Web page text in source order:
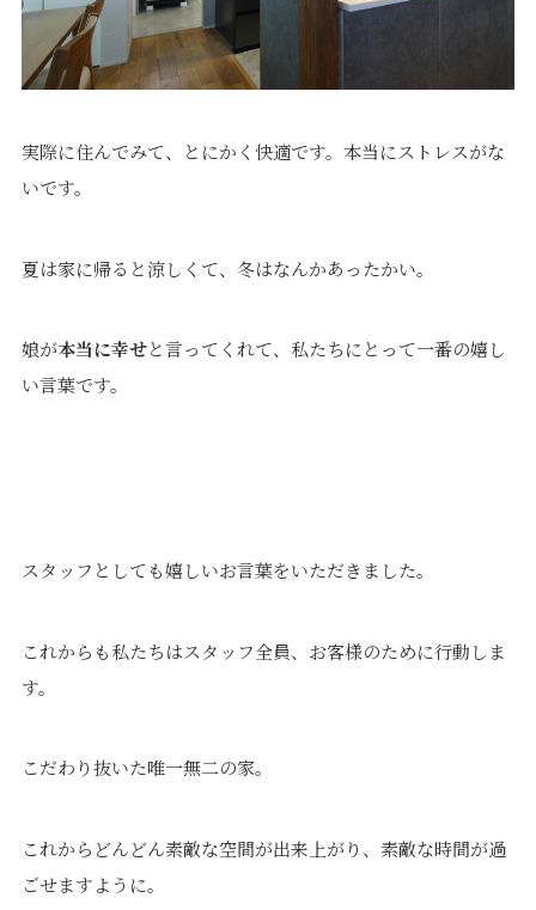
実際に住んでみて、とにかく快適です。本当にストレスがな
いです。
夏は家に帰ると涼しくて、冬はなんかあったかい。
娘が本当に幸せと言ってくれて、私たちにとって一番の嬉し
い言葉です。
スタッフとしても嬉しいお言葉をいただきました。
これからも私たちはスタッフ全員、お客様のために行動しま
す。
こだわり抜いた唯一無二の家。
これからどんどん素敵な空間が出来上がり、素敵な時間が過
ごせますように。